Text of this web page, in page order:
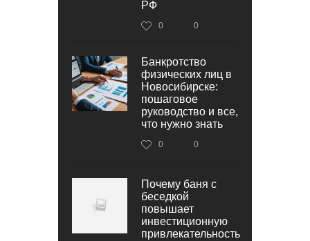
РФ
0 0
Банкротство
физических лиц в
Новосибирске:
пошаговое
руководство и все,
что нужно знать
0 0
Почему баня с
беседкой
повышает
инвестиционную
привлекательность